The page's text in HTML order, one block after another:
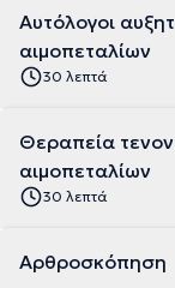
Αυτόλογοι
αιμοπεταλίων
30 λεπτά
Θεραπεία
αιμοπεταλίων
30 λεπτά
Αρθροσκόπηση